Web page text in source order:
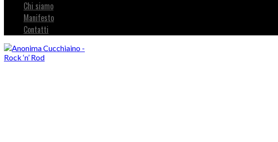
Chi siamo
Manifesto
Contatti